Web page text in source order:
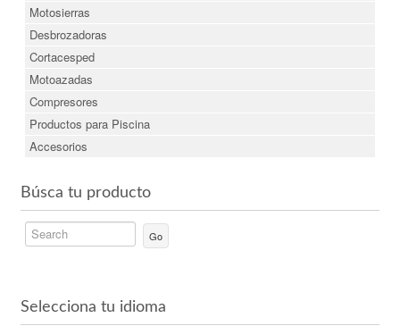
Motosierras
Desbrozadoras
Cortacesped
Motoazadas
Compresores
Productos para Piscina
Accesorios
Búsca tu producto
Go
Selecciona tu idioma